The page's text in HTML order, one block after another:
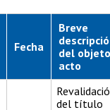
Fecha
Breve
del
acto
del título